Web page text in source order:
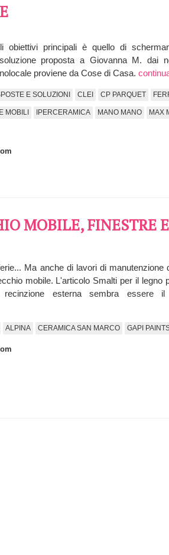
obiettivi principali è quello di
proposta a Giovanna M. dai
proviene da Cose di Casa.
E SOLUZIONI CLEI CP PARQUET
MOBILI IPERCERAMICA MANO MANO MAX
MOBILE, FINESTRE
Ma anche di lavori di
mobile. L'articolo Smalti per il legno
esterna sembra essere
ALPINA CERAMICA SAN MARCO GAPI